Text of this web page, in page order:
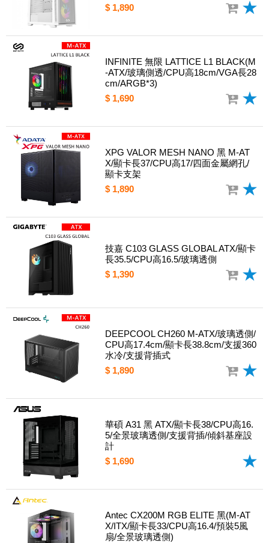
$ 1,890
INFINITE 無限 LATTICE L1 BLACK(M
-ATX/玻璃側透/CPU高18cm/VGA長28
cm/ARGB*3)
$ 1,690
XPG VALOR MESH NANO 黑 M-AT
X/顯卡長37/CPU高17/四面金屬網孔/
顯卡支架
$ 1,890
技嘉 C103 GLASS GLOBAL ATX/顯卡
長35.5/CPU高16.5/玻璃透側
$ 1,390
DEEPCOOL CH260 M-ATX/玻璃透側/
CPU高17.4cm/顯卡長38.8cm/支援360
水冷/支援背插式
$ 1,890
華碩 A31 黑 ATX/顯卡長38/CPU高16.
5/全景玻璃透側/支援背插/傾斜基座設
計
$ 1,690
Antec CX200M RGB ELITE 黑(M-AT
X/ITX/顯卡長33/CPU高16.4/預裝5風
扇/全景玻璃透側)